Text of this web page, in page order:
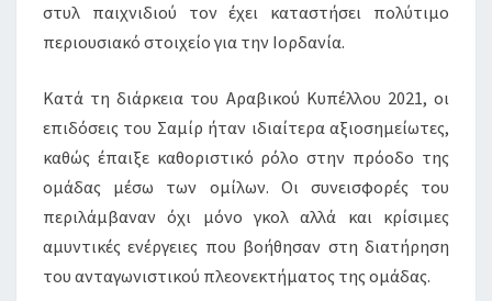
στυλ παιχνιδιού τον έχει καταστήσει πολύτιμο
περιουσιακό στοιχείο για την Ιορδανία.
Κατά τη διάρκεια του Αραβικού Κυπέλλου 2021, οι
επιδόσεις του Σαμίρ ήταν ιδιαίτερα αξιοσημείωτες,
καθώς έπαιξε καθοριστικό ρόλο στην πρόοδο της
ομάδας μέσω των ομίλων. Οι συνεισφορές του
περιλάμβαναν όχι μόνο γκολ αλλά και κρίσιμες
αμυντικές ενέργειες που βοήθησαν στη διατήρηση
του ανταγωνιστικού πλεονεκτήματος της ομάδας.